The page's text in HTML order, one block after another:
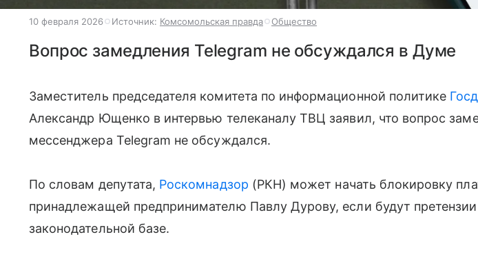
10 февраля 2026 Источник: Комсомольская правда Общество
Вопрос замедления Telegram не обсуждался в Думе
Заместитель председателя комитета по информационной политике
Александр Ющенко в интервью телеканалу ТВЦ заявил, что вопрос
мессенджера Telegram не обсуждался.
По словам депутата, Роскомнадзор (РКН) может начать блокировку
принадлежащей предпринимателю Павлу Дурову, если будут
законодательной базе.